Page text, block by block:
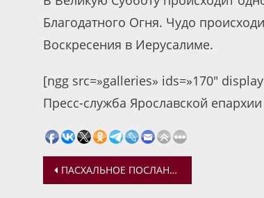
Благодатного Огня. Чудо
Воскресения в Иерусалиме.
[ngg src=»galleries» ids=»170″
Пресс-служба Ярославской епархии
Навигация
ПАСХАЛЬНОЕ ПОСЛАНИЕ МИТРОПОЛИТА ЯРОСЛАВСКОГО И РОСТОВСКОГО ВАДИМА